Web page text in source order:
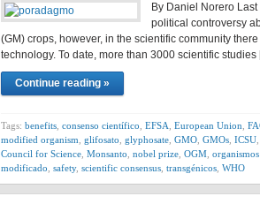
By Daniel Norero
political controversy
(GM) crops, however, in the scientific community
technology. To date, more than 3000 scientific
Continue reading »
Tags: benefits consenso científico EFSA European Union
modified organism glifosato glyphosate GMO GMOs ICSU
Council for Science Monsanto nobel prize OGM
modificado safety, scientific consensus transgénicos WHO